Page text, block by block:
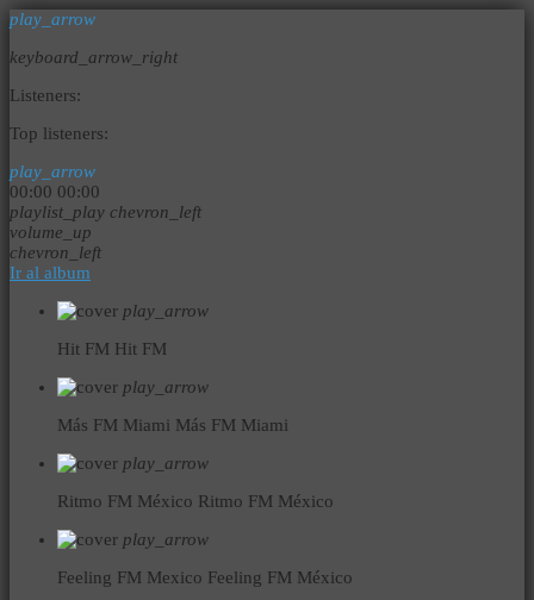
play_arrow
keyboard_arrow_right
Listeners:
Top listeners:
play_arrow
00:00 00:00
playlist_play chevron_left
volume_up
chevron_left
Ir al album
play_arrow
Hit FM Hit FM
play_arrow
Más FM Miami Más FM Miami
play_arrow
Ritmo FM México Ritmo FM México
play_arrow
Feeling FM Mexico Feeling FM México